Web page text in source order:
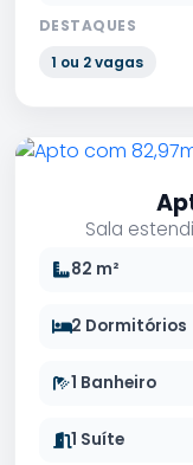
DESTAQUES
1 ou 2 vagas
Sala
82 m²
2 Dormitórios
1 Banheiro
1 Suíte